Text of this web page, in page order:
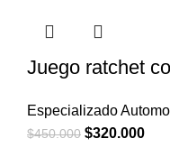
Juego ratchet
Especializado
$450.000 El
$320.000El